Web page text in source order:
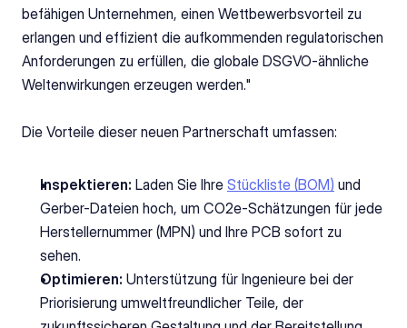
befähigen Unternehmen, einen Wettbewerbsvorteil zu
erlangen und effizient die aufkommenden regulatorischen
Anforderungen zu erfüllen, die globale DSGVO-ähnliche
Weltenwirkungen erzeugen werden."
Die Vorteile dieser neuen Partnerschaft umfassen:
Inspektieren: Laden Sie Ihre Stückliste (BOM) und
Gerber-Dateien hoch, um CO2e-Schätzungen für jede
Herstellernummer (MPN) und Ihre PCB sofort zu
sehen.
Optimieren: Unterstützung für Ingenieure bei der
Priorisierung umweltfreundlicher Teile, der